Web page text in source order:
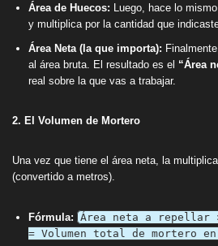
Área de Huecos: Luego, hace lo
y multiplica por la cantidad que
Área Neta (la que importa):
al área bruta. El resultado es el “Área
real sobre la que vas a trabajar.
2. El Volumen de Mortero
Una vez que tiene el área neta, la
(convertido a metros).
Fórmula: Área neta a repellar
= Volumen total de mortero en